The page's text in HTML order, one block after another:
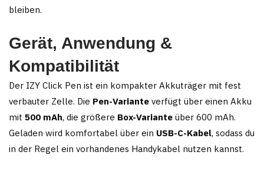
bleiben.
Gerät, Anwendung &
Kompatibilität
Der IZY Click Pen ist ein kompakter Akkuträger mit fest
verbauter Zelle. Die Pen-Variante verfügt über einen Akku
mit 500 mAh, die größere Box-Variante über 600 mAh.
Geladen wird komfortabel über ein USB-C-Kabel, sodass du
in der Regel ein vorhandenes Handykabel nutzen kannst.